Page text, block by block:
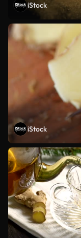
iStock
iStock